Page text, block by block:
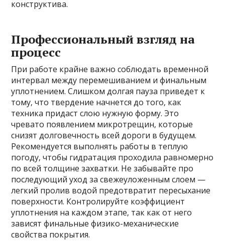
конструктива.
Профессиональный взгляд на
процесс
При работе крайне важно соблюдать временной
интервал между перемешиванием и финальным
уплотнением. Слишком долгая пауза приведет к
тому‚ что твердение начнется до того‚ как
техника придаст слою нужную форму. Это
чревато появлением микротрещин‚ которые
снизят долговечность всей дороги в будущем.
Рекомендуется выполнять работы в теплую
погоду‚ чтобы гидратация проходила равномерно
по всей толщине захватки. Не забывайте про
последующий уход за свежеуложенным слоем —
легкий пролив водой предотвратит пересыхание
поверхности. Контролируйте коэффициент
уплотнения на каждом этапе‚ так как от него
зависят финальные физико-механические
свойства покрытия.